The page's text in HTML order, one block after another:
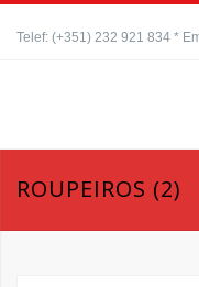
Telef: (+351) 232 921 834 *
ROUPEIROS (2)